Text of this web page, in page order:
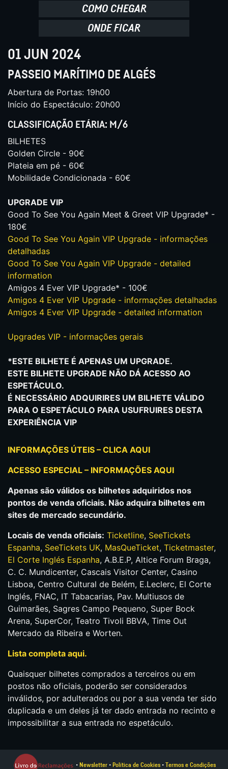
COMO CHEGAR
ONDE FICAR
01 JUN 2024
PASSEIO MARÍTIMO DE ALGÉS
Abertura de Portas: 19h00
Início do Espectáculo: 20h00
CLASSIFICAÇÃO ETÁRIA: M/6
BILHETES
Golden Circle - 90€
Plateia em pé - 60€
Mobilidade Condicionada - 60€
UPGRADE VIP
Good To See You Again Meet & Greet VIP Upgrade* -
180€
Good To See You Again VIP Upgrade - informações
detalhadas
Good To See You Again VIP Upgrade - detailed
information
Amigos 4 Ever VIP Upgrade* - 100€
Amigos 4 Ever VIP Upgrade - informações detalhadas
Amigos 4 Ever VIP Upgrade - detailed information
Upgrades VIP - informações gerais
*ESTE BILHETE É APENAS UM UPGRADE.
ESTE BILHETE UPGRADE NÃO DÁ ACESSO AO
ESPETÁCULO.
É NECESSÁRIO ADQUIRIRES UM BILHETE VÁLIDO
PARA O ESPETÁCULO PARA USUFRUIRES DESTA
EXPERIÊNCIA VIP
INFORMAÇÕES ÚTEIS – CLICA AQUI
ACESSO ESPECIAL – INFORMAÇÕES AQUI
Apenas são válidos os bilhetes adquiridos nos
pontos de venda oficiais. Não adquira bilhetes em
sites de mercado secundário.
Locais de venda oficiais: Ticketline, SeeTickets
Espanha, SeeTickets UK, MasQueTicket, Ticketmaster,
El Corte Inglés Espanha, A.B.E.P, Altice Forum Braga,
C. C. Mundicenter, Cascais Visitor Center, Casino
Lisboa, Centro Cultural de Belém, E.Leclerc, El Corte
Inglés, FNAC, IT Tabacarias, Pav. Multiusos de
Guimarães, Sagres Campo Pequeno, Super Bock
Arena, SuperCor, Teatro Tivoli BBVA, Time Out
Mercado da Ribeira e Worten.
Lista completa aqui.
Quaisquer bilhetes comprados a terceiros ou em
postos não oficiais, poderão ser considerados
inválidos, por adulterados ou por a sua venda ter sido
duplicada e um deles já ter dado entrada no recinto e
impossibilitar a sua entrada no espetáculo.
• Newsletter• Política de Cookies• Termos e Condições